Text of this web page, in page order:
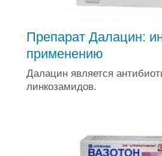
Препарат Далацин:
применению
Далацин является
линкозамидов.